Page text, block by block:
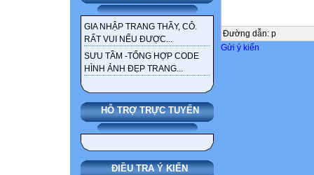
GIA NHẬP TRANG THẦY, CÔ.
RẤT VUI NẾU ĐƯỢC...
SƯU TẦM -TỔNG HỢP CODE
HÌNH ẢNH ĐẸP TRANG...
HỖ TRỢ TRỰC TUYẾN
ĐIỀU TRA Ý KIẾN
Đường dẫn: p
Gửi ý kiến